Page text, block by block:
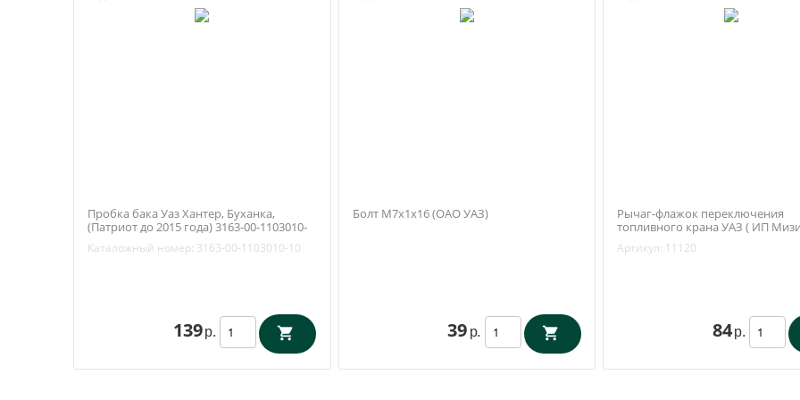
Пробка бака Уаз Хантер, Буханка,
(Патриот до 2015 года) 3163-00-1103010-
Каталожный номер: 3163-00-1103010-10
139 р.
Болт М7х1х16 (ОАО УАЗ)
39 р.
Рычаг-флажок переключения
топливного крана УАЗ ( ИП
Артикул: 11120
84 р.